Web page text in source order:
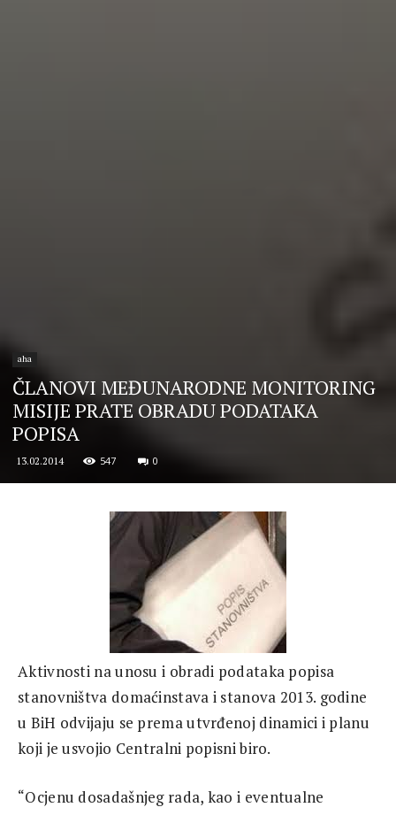
aha
ČLANOVI MEĐUNARODNE MONITORING
MISIJE PRATE OBRADU PODATAKA
POPISA
13.02.2014 547 0
Aktivnosti na unosu i obradi podataka popisa
stanovništva domaćinstava i stanova 2013. godine
u BiH odvijaju se prema utvrđenoj dinamici i planu
koji je usvojio Centralni popisni biro.
“Ocjenu dosadašnjeg rada, kao i eventualne